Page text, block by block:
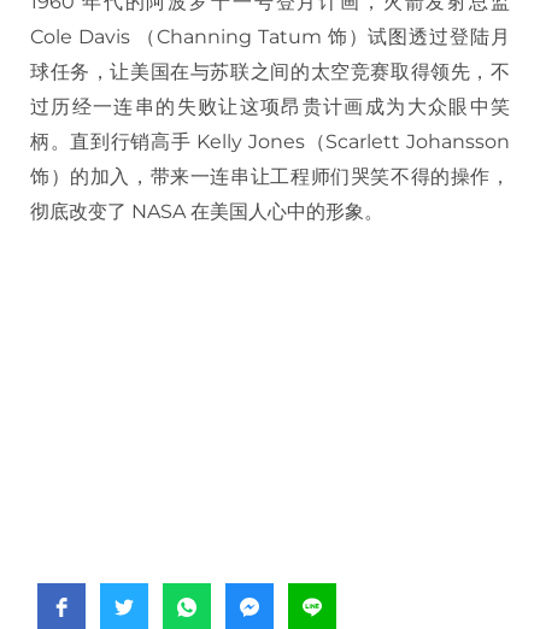
Cole Davis （Channing Tatum 饰）试图透过登陆月
球任务，让美国在与苏联之间的太空竞赛取得领先，不
过历经一连串的失败让这项昂贵计画成为大众眼中笑
柄。直到行销高手 Kelly Jones（Scarlett Johansson
饰）的加入，带来一连串让工程师们哭笑不得的操作，
彻底改变了 NASA 在美国人心中的形象。